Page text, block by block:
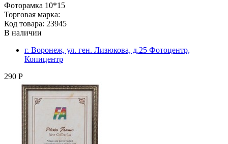
Фоторамка 10*15
Торговая марка:
Код товара: 23945
В наличии
г. Воронеж, ул. ген. Лизюкова, д.25 Фотоцентр,
Копицентр
290 Р